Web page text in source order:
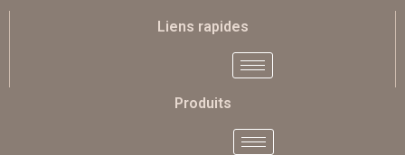
Liens rapides
Produits